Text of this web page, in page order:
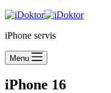
iPhone servis
Menu
iPhone 16